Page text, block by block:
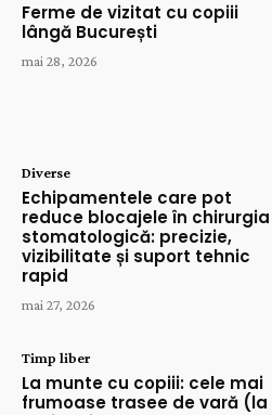
Ferme de vizitat cu copiii
lângă București
mai 28, 2026
Diverse
Echipamentele care pot
reduce blocajele în chirurgia
stomatologică: precizie,
vizibilitate și suport tehnic
rapid
mai 27, 2026
Timp liber
La munte cu copiii: cele mai
frumoase trasee de vară (la